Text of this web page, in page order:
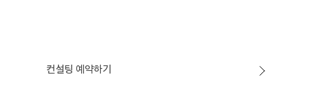
컨설팅 예약하기